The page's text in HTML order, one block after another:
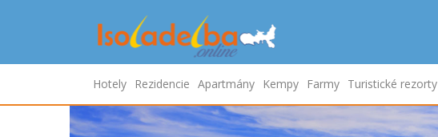
Hotely Rezidencie Apartmány Kempy Farmy Turistické rezorty